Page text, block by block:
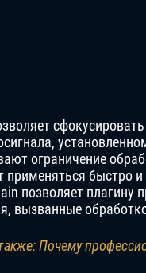
ограничение
применяться быстро
позволяет
вызванные
Почему